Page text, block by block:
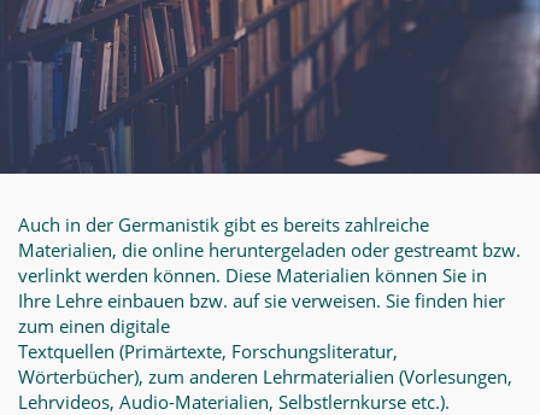
Auch in der Germanistik gibt es bereits zahlreiche
Materialien, die online heruntergeladen oder gestreamt bzw.
verlinkt werden können. Diese Materialien können Sie in
Ihre Lehre einbauen bzw. auf sie verweisen. Sie finden hier
zum einen digitale
Textquellen (Primärtexte, Forschungsliteratur,
Wörterbücher), zum anderen Lehrmaterialien (Vorlesungen,
Lehrvideos, Audio-Materialien, Selbstlernkurse etc.).